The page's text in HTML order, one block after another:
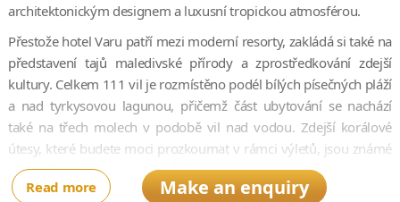
architektonickým designem a luxusní tropickou atmosférou.
Přestože hotel Varu patří mezi moderní resorty, zakládá si také na
představení tajů maledivské přírody a zprostředkování zdejší
kultury. Celkem 111 vil je rozmístěno podél bílých písečných pláží
a nad tyrkysovou lagunou, přičemž část ubytování se nachází
také na třech molech v podobě vil nad vodou. Zdejší korálové
útesy, které budete moci prozkoumat v rámci výletů, jsou známé
pro svůj bohatý podmořský život a manty, které je považují za
svůj domov. Jako hosté budete mít také k dispozici unikátní
Read more Make an enquiry